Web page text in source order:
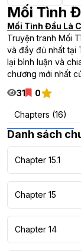
Mối Tình
Mối Tình Đầu Là
Truyện tranh Mối
và đầy đủ nhất tại
lại bình luận và
chương mới nhất
31
0
Chapters (16)
Danh sách
Chapter 15.1
Chapter 15
Chapter 14